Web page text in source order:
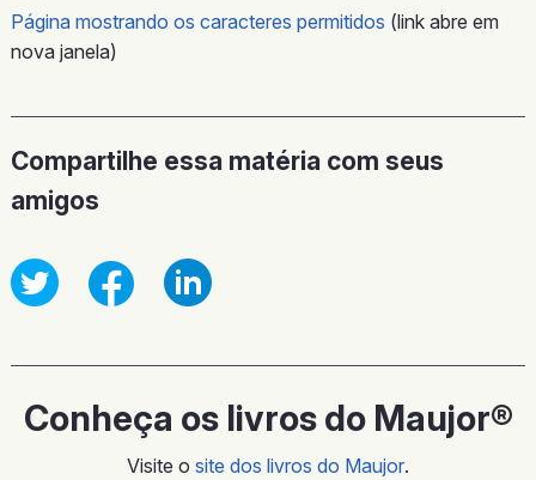
Página mostrando os caracteres permitidos (link abre em
nova janela)
Compartilhe essa matéria com seus
amigos
Conheça os livros do Maujor®
Visite o site dos livros do Maujor.